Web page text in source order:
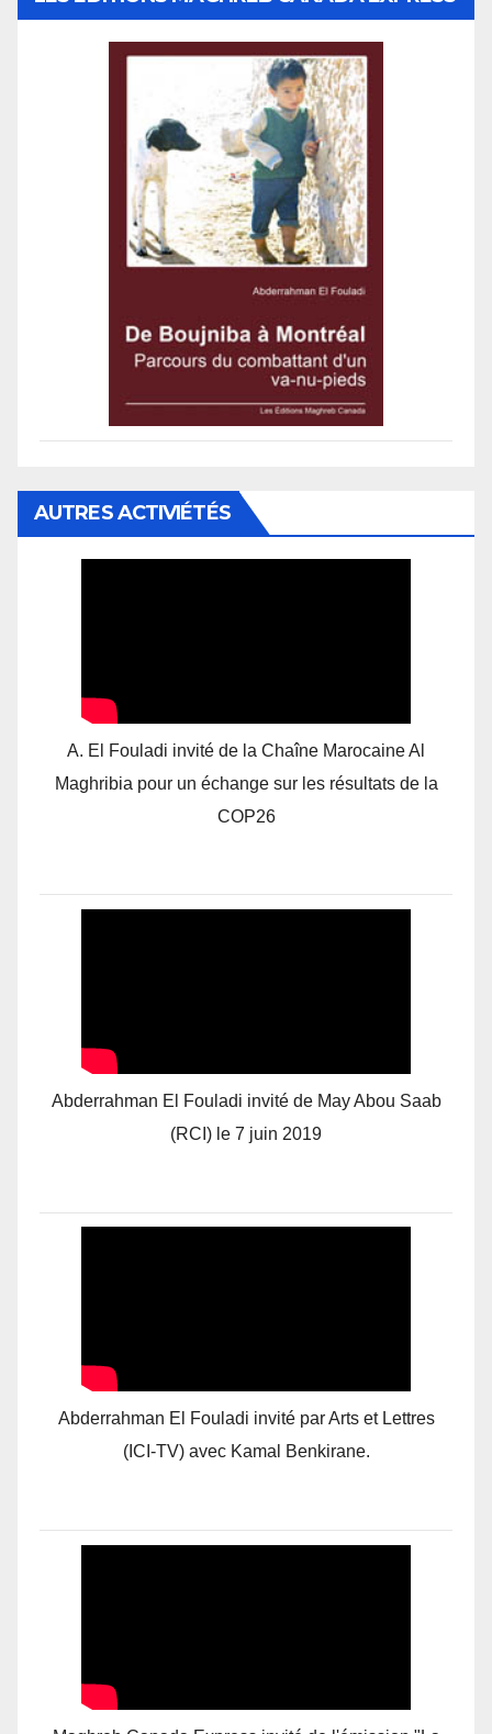
AUTRES ACTIVIÉTÉS
A. El Fouladi invité de la Chaîne Marocaine Al
Maghribia pour un échange sur les résultats de la
COP26
Abderrahman El Fouladi invité de May Abou Saab
(RCI) le 7 juin 2019
Abderrahman El Fouladi invité par Arts et Lettres
(ICI-TV) avec Kamal Benkirane.